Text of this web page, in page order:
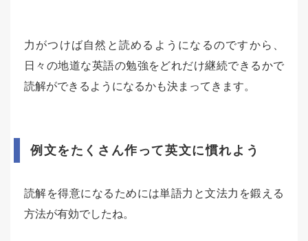
力がつけば自然と読めるようになるのですから、
日々の地道な英語の勉強をどれだけ継続できるかで
読解ができるようになるかも決まってきます。
例文をたくさん作って英文に慣れよう
読解を得意になるためには単語力と文法力を鍛える
方法が有効でしたね。